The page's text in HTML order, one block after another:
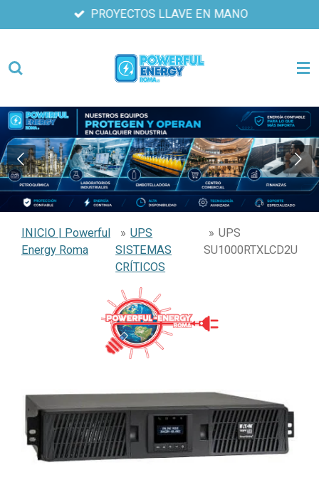
al
principal
PROYECTOS LLAVE EN MANO
INICIO | Powerful
Energy Roma
» UPS
SISTEMAS
CRÍTICOS
» UPS
SU1000RTXLCD2U